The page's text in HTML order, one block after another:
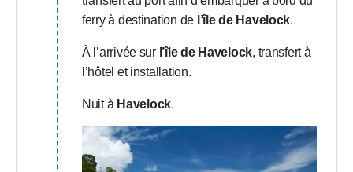
ferry à destination de l’île de Havelock.
À l’arrivée sur l’île de Havelock, transfert à
l’hôtel et installation.
Nuit à Havelock.